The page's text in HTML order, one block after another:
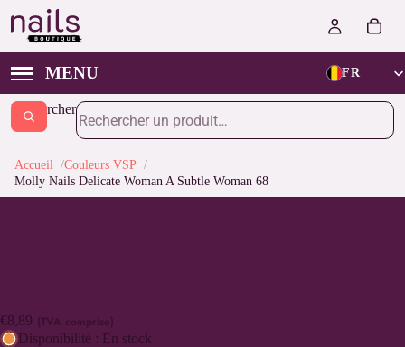
Rechercher
FR
Accueil
Couleurs VSP
Molly Nails Delicate Woman A Subtle Woman 68
Molly Nails Delicate Woman A
€8,89 (TVA comprise)
Disponibilité : En stock
DIMINUER AUGMENTER